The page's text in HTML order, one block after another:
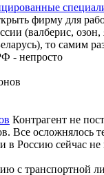
фирму для
(валберис,
то самим
- непросто
Контрагент не
Все осложнялось
в Россию сейчас не